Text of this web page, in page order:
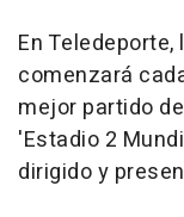
En
comenzará
mejor partido
'Estadio 2
dirigido y